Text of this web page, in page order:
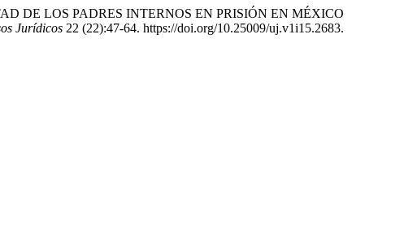
DE LOS PADRES INTERNOS EN PRISIÓN EN MÉXICO
Jurídicos 22 (22):47-64. https://doi.org/10.25009/uj.v1i15.2683.